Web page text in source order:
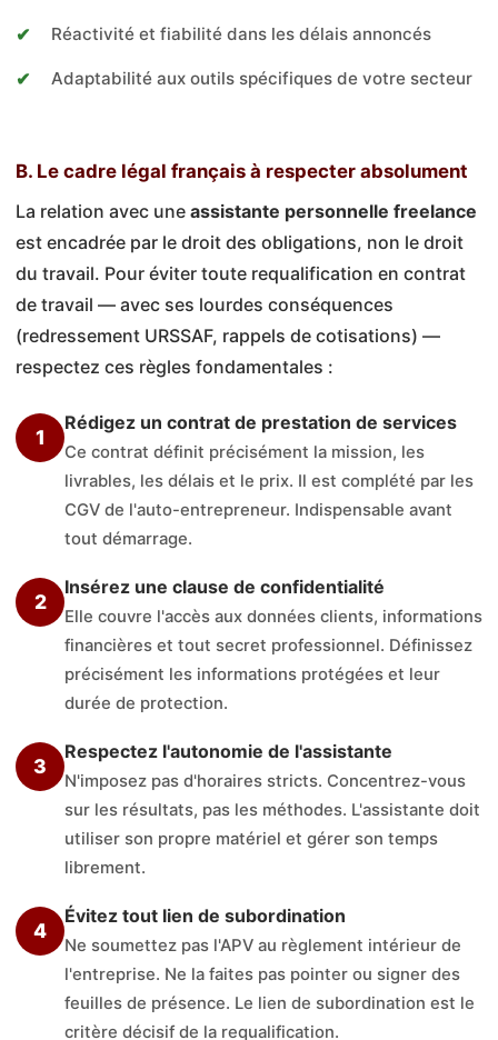
Réactivité et fiabilité dans les délais annoncés
Adaptabilité aux outils spécifiques de votre secteur
B. Le cadre légal français à respecter absolument
La relation avec une assistante personnelle freelance
est encadrée par le droit des obligations, non le droit
du travail. Pour éviter toute requalification en contrat
de travail — avec ses lourdes conséquences
(redressement URSSAF, rappels de cotisations) —
respectez ces règles fondamentales :
1
Rédigez un contrat de prestation de services
Ce contrat définit précisément la mission, les
livrables, les délais et le prix. Il est complété par les
CGV de l'auto-entrepreneur. Indispensable avant
tout démarrage.
2
Insérez une clause de confidentialité
Elle couvre l'accès aux données clients, informations
financières et tout secret professionnel. Définissez
précisément les informations protégées et leur
durée de protection.
3
Respectez l'autonomie de l'assistante
N'imposez pas d'horaires stricts. Concentrez-vous
sur les résultats, pas les méthodes. L'assistante doit
utiliser son propre matériel et gérer son temps
librement.
4
Évitez tout lien de subordination
Ne soumettez pas l'APV au règlement intérieur de
l'entreprise. Ne la faites pas pointer ou signer des
feuilles de présence. Le lien de subordination est le
critère décisif de la requalification.